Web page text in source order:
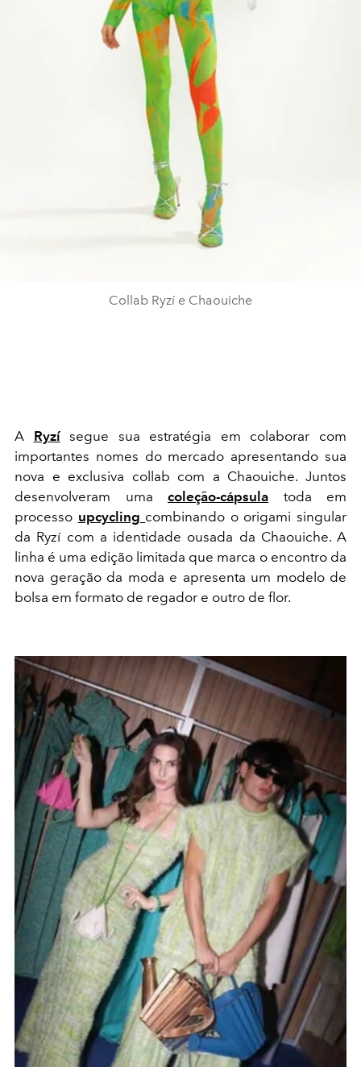
Collab Ryzí e Chaouiche
A Ryzísegue sua estratégia em colaborar com
importantes nomes do mercado apresentando sua
nova e exclusiva collab com a Chaouiche. Juntos
desenvolveram uma coleção-cápsula toda em
processo upcycling combinando o origami singular
da Ryzí com a identidade ousada da Chaouiche. A
linha é uma edição limitada que marca o encontro da
nova geração da moda e apresenta um modelo de
bolsa em formato de regador e outro de flor.